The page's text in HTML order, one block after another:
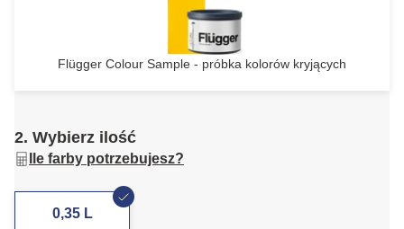
Flügger Colour Sample - próbka kolorów kryjących
2. Wybierz ilość
Ile farby potrzebujesz?
0,35 L